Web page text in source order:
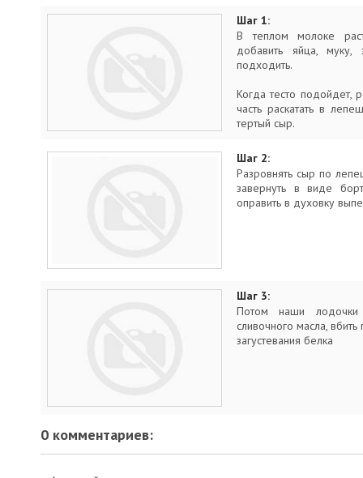
Шаг 1:
В теплом молоке
добавить яйца, муку,
подходить.
Когда тесто подойдет,
часть раскатать в
тертый сыр.
Шаг 2:
Разровнять сыр по
завернуть в виде
оправить в духовку
Шаг 3:
Потом наши лодочки
сливочного масла,
загустевания белка
0 комментариев: